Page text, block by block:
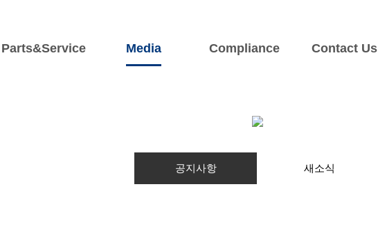
Parts&Service Media Compliance Contact Us
부품 및 서비스
공지사항 새소식